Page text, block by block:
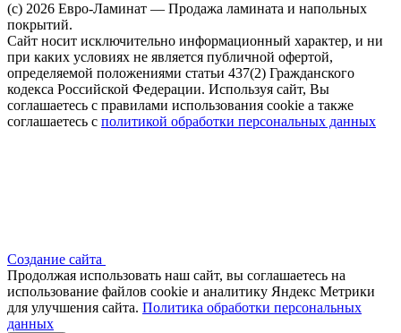
(c) 2026 Евро-Ламинат — Продажа ламината и напольных
покрытий.
Сайт носит исключительно информационный характер, и ни
при каких условиях не является публичной офертой,
определяемой положениями статьи 437(2) Гражданского
кодекса Российской Федерации. Используя сайт, Вы
соглашаетесь с правилами использования cookie а также
соглашаетесь с политикой обработки персональных данных
Создание сайта
Продолжая использовать наш сайт, вы соглашаетесь на
использование файлов сооkіе и аналитику Яндекс Метрики
для улучшения сайта. Политика обработки персональных
данных